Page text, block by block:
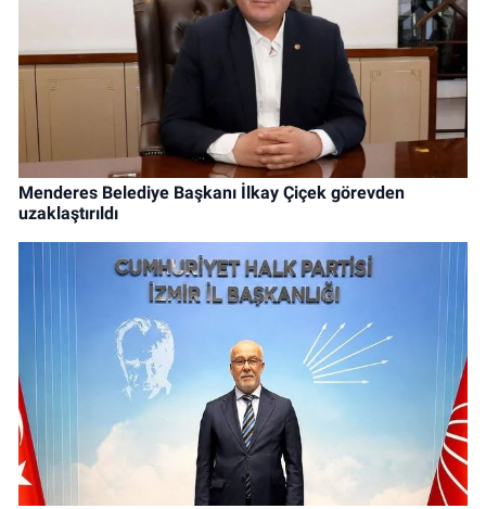
Menderes Belediye Başkanı İlkay Çiçek görevden
uzaklaştırıldı